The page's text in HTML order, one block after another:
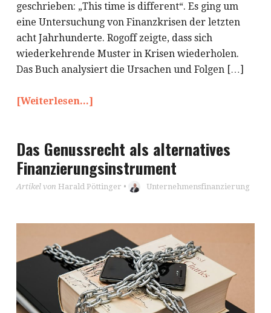
geschrieben: „This time is different“. Es ging um
eine Untersuchung von Finanzkrisen der letzten
acht Jahrhunderte. Rogoff zeigte, dass sich
wiederkehrende Muster in Krisen wiederholen.
Das Buch analysiert die Ursachen und Folgen […]
[Weiterlesen...]
Das Genussrecht als alternatives
Finanzierungsinstrument
Artikel von Harald Pöttinger • Unternehmensfinanzierung